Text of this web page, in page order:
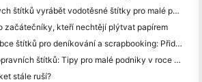
Může tiskárna tepelných štítků vyrábět vodotěsné štítky pro malé podniky?
začátečníky, kteří nechtějí plýtvat papírem
Nejlepší barevný výrobce štítků pro deníkování a scrapbooking: Přidat více barev na každou stránku
Ruční psaní vs. tisk dopravních štítků: Tipy pro malé podniky v roce 2026
stále ruší?